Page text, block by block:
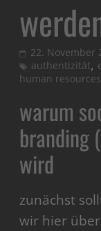
22. November
authentizität,
human resources
warum
branding
wird
zunächst
wir hier